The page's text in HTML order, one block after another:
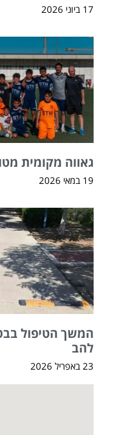
17 ביוני 2026
גאווה מקומית
19 במאי 2026
המשך הטיפול
להב
23 באפריל 2026